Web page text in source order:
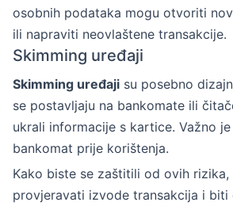
osobnih podataka mogu otvoriti
ili napraviti neovlaštene transakcije.
Skimming uređaji
Skimming uređaji su posebno
se postavljaju na bankomate ili
ukrali informacije s kartice. Važno
bankomat prije korištenja.
Kako biste se zaštitili od ovih
provjeravati izvode transakcija i biti